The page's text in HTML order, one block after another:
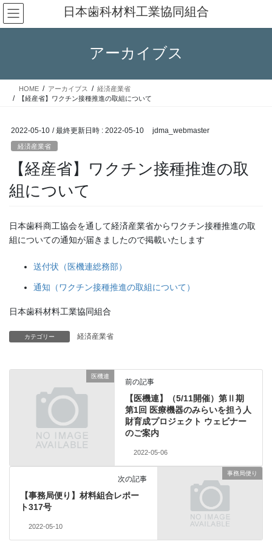
コ
ン
テ
ス
ナ
ビ
ゲ
ン
日本歯科材料工業協同組合
アーカイブス
HOME アーカイブス
経済産業省
【経産省】ワクチン接種推進の取組について
2022-05-10 / 最終更新日時 : 2022-05-10 jdma_webmaster
経済産業省
【経産省】ワクチン接種推進の取
組について
日本歯科商工協会を通して経済産業省からワクチン接種推進の取
組についての通知が届きましたので掲載いたします
送付状（医機連総務部）
通知（ワクチン接種推進の取組について）
日本歯科材料工業協同組合
カテゴリー 経済産業省
医機連
前の記事
【医機連】（5/11開催）第Ⅱ期
第1回 医療機器のみらいを担う人
財育成プロジェクト ウェビナー
のご案内
2022-05-06
事務局便り
次の記事
【事務局便り】材料組合レポー
ト317号
2022-05-10